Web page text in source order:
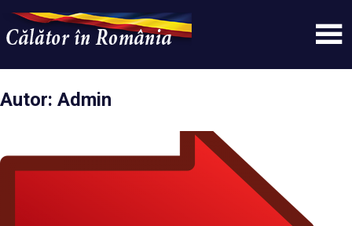
content
Calatorinromania
simplu
WordPress
Autor: Admin